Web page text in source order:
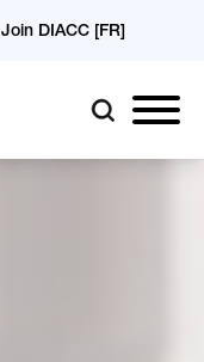
Join DIACC [FR]